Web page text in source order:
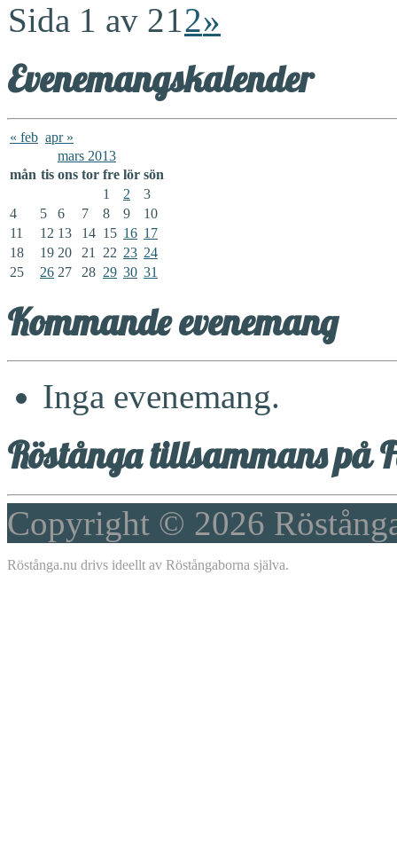
Sida 1 av 212»
Evenemangskalender
« feb apr »
mars 2013
mån tis ons tor fre lör sön
1
2
3
4
5 6 7 8 9
10
11
12 13 14 15 16 17
18
19 20 21 22 23 24
25
26 27 28 29 30 31
Kommande evenemang
Inga evenemang.
Röstånga tillsammans på
Copyright © 2026
Röstånga.nu drivs ideellt av Röstångaborna själva.